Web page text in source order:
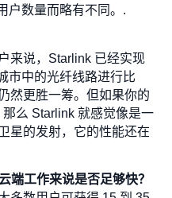
户数量而略有不同。.
来说，Starlink 已经实现
市中的光纤线路进行比
然更胜一筹。但如果你的
么 Starlink 就感觉像是一
星的发射，它的性能还在
端工作来说是否足够快？